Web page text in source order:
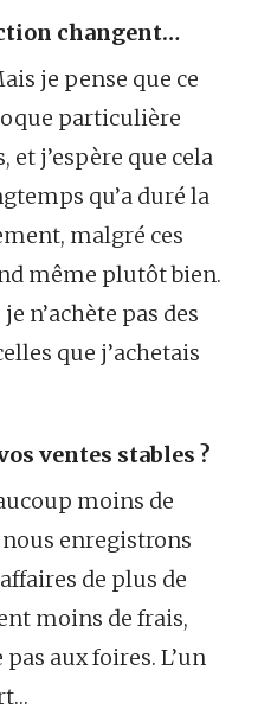
changent…
je pense que ce
particulière
et j’espère que cela
qu’a duré la
malgré ces
même plutôt bien.
n’achète pas des
que j’achetais
ventes stables ?
moins de
enregistrons
de plus de
moins de frais,
aux foires. L’un